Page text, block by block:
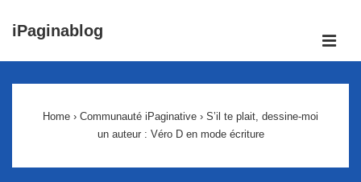
passer
iPaginablog
Home › Communauté iPaginative › S’il te plait, dessine-moi
un auteur : Véro D en mode écriture